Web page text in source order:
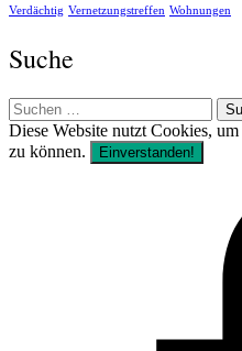
Verdächtig Vernetzungstreffen Wohnungen
Suche
Suchen
nach:
Diese Website nutzt Cookies,
zu können.
Einverstanden!